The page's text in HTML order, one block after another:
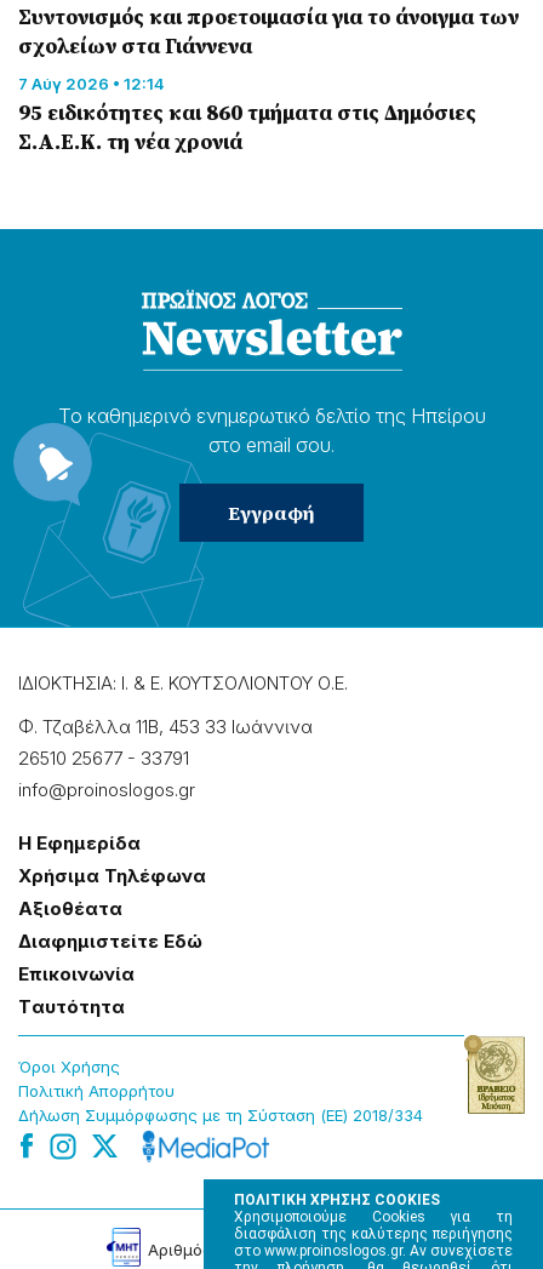
ΠΟΛΙΤΙΚΗ ΧΡΗΣΗΣ COOKIES
Χρησιμοποιούμε Cookies για τη
διασφάλιση της καλύτερης περιήγησης
στο www.proinoslogos.gr. Αν συνεχίσετε
Συντονισμός και προετοιμασία για το άνοιγμα των
σχολείων στα Γιάννενα
7 Αύγ 2026 • 12:14
95 ειδικότητες και 860 τμήματα στις Δημόσιες
Σ.Α.Ε.Κ. τη νέα χρονιά
Το καθημερɩνό ενημερωτɩκό δελτίο της Ηπείρου
στο email σου.
ΙΔΙΟΚΤΗΣΙΑ: Ι. & Ε. ΚΟΥΤΣΟΛΙΟΝΤΟΥ Ο.Ε.
Φ. Τζαβέλλα 11Β, 453 33 Ιωάννɩνα
26510 25677 - 33791
info@proinoslogos.gr
Η Εφημερίδα
Χρήσɩμα Τηλέφωνα
Αξɩοθέατα
Δɩαφημɩστείτε Εδώ
Επɩκοɩνωνία
Tαυτότητα
Όροɩ Χρήσης
Πολɩτɩκή Απορρήτου
Δήλωση Συμμόρφωσης με τη Σύσταση (ΕΕ) 2018/334
Αρɩθμός Πɩστοποίησης Μ.Η.Τ. 220242